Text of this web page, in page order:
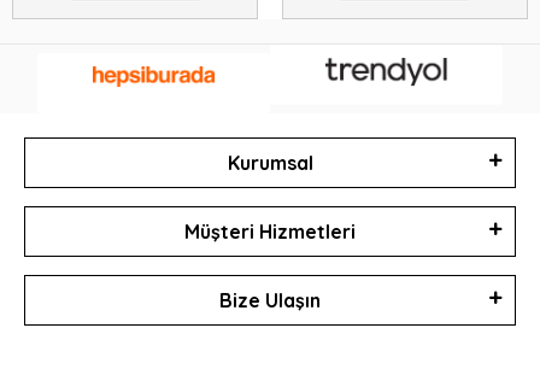
Kurumsal
Müşteri Hizmetleri
Bize Ulaşın